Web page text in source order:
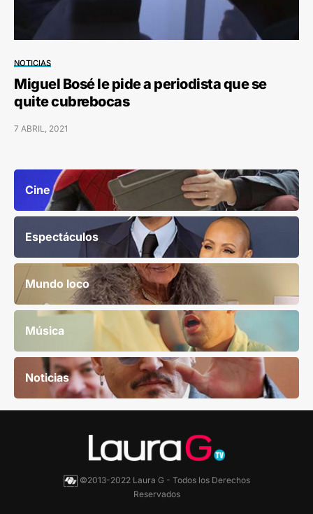
NOTICIAS
Miguel Bosé le pide a periodista que se
quite cubrebocas
7 ABRIL, 2021
Cine
Espectáculos
Mundo loco
Música
Noticias
©2013-2022 Laura G - Todos los Derechos
Reservados